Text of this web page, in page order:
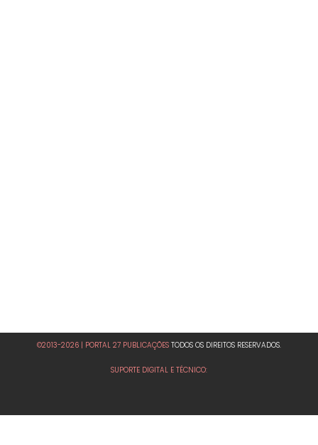
©2013-2026 | PORTAL 27 PUBLICAÇÕES TODOS OS DIREITOS RESERVADOS.
SUPORTE DIGITAL E TÉCNICO: